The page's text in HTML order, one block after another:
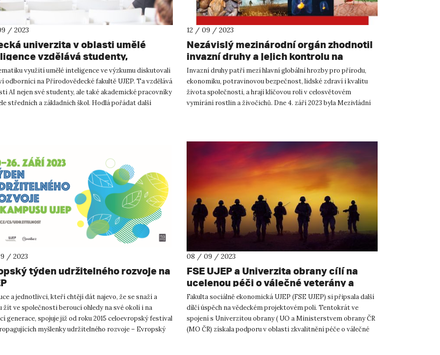
/ 2023
univerzita v oblasti umělé
vzdělává studenty,
i učitele
využití umělé inteligence ve výzkumu diskutovali
odborníci na Přírodovědecké fakultě UJEP. Ta vzdělává
AI nejen své studenty, ale také akademické pracovníky
středních a základních škol. Hodlá pořádat další
12 / 09 / 2023
Nezávislý mezinárodní orgán zhodnotil
invazní druhy a jejich kontrolu na
planetě Zemi. Zjištění jsou naléhavá
Invazní druhy patří mezí hlavní globální hrozby pro přírodu,
ekonomiku, potravinovou bezpečnost, lidské zdraví i kvalitu
života společnosti, a hrají klíčovou roli v celosvětovém
vymírání rostlin a živočichů. Dne 4. září 2023 byla Mezivládní
/ 2023
týden udržitelného rozvoje na
a jednotlivci, kteří chtějí dát najevo, že se snaží a
žít ve společnosti beroucí ohledy na své okolí i na
generace, spojuje již od roku 2015 celoevropský festival
myšlenky udržitelného rozvoje – Evropský
08 / 09 / 2023
FSE UJEP a Univerzita obrany cílí na
ucelenou péči o válečné veterány a
jejich rodiny
Fakulta sociálně ekonomická UJEP (FSE UJEP) si připsala další
dílčí úspěch na vědeckém projektovém poli. Tentokrát ve
spojení s Univerzitou obrany ( UO a Ministerstvem obrany ČR
(MO ČR) získala podporu v oblasti zkvalitnění péče o válečné